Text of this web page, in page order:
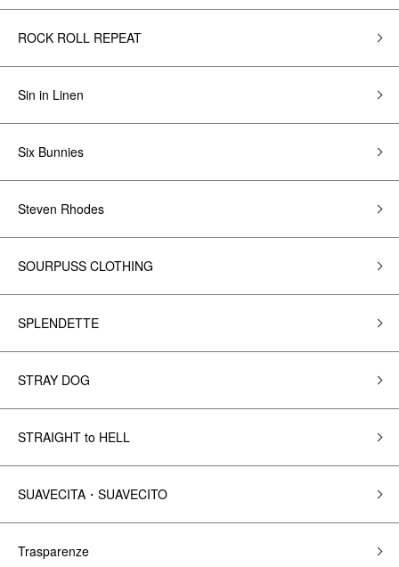
ROCK ROLL REPEAT
Sin in Linen
Six Bunnies
Steven Rhodes
SOURPUSS CLOTHING
SPLENDETTE
STRAY DOG
STRAIGHT to HELL
SUAVECITA・SUAVECITO
Trasparenze